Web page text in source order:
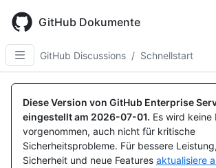
main
content
GitHub Dokumente
GitHub Discussions / Schnellstart
Diese Version von GitHub Enterprise
eingestellt am 2026-07-01. Es wird
vorgenommen, auch nicht für kritische
Sicherheitsprobleme. Für bessere
Sicherheit und neue Features aktualisiere